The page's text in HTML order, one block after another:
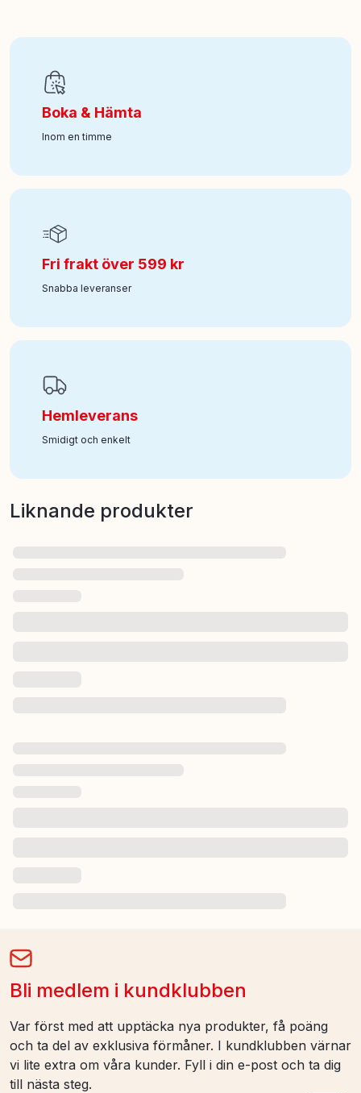
Art nr:100-184011153
Boka & Hämta
Inom en timme
Fri frakt över 599 kr
Snabba leveranser
Hemleverans
Smidigt och enkelt
Liknande produkter
Bli medlem i kundklubben
Var först med att upptäcka nya produkter, få poäng
och ta del av exklusiva förmåner. I kundklubben värnar
vi lite extra om våra kunder. Fyll i din e-post och ta dig
till nästa steg.